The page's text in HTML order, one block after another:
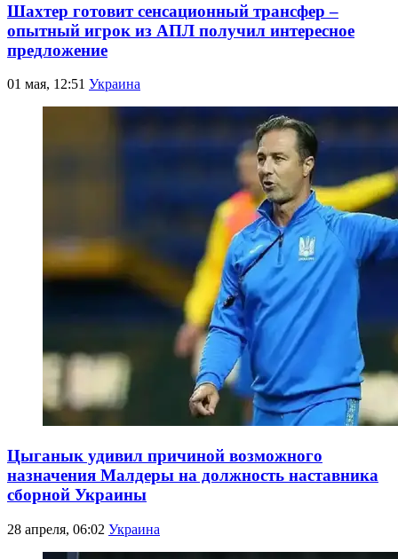
Шахтер готовит сенсационный трансфер –
опытный игрок из АПЛ получил интересное
предложение
01 мая, 12:51 Украина
Цыганык удивил причиной возможного
назначения Малдеры на должность наставника
сборной Украины
28 апреля, 06:02 Украина